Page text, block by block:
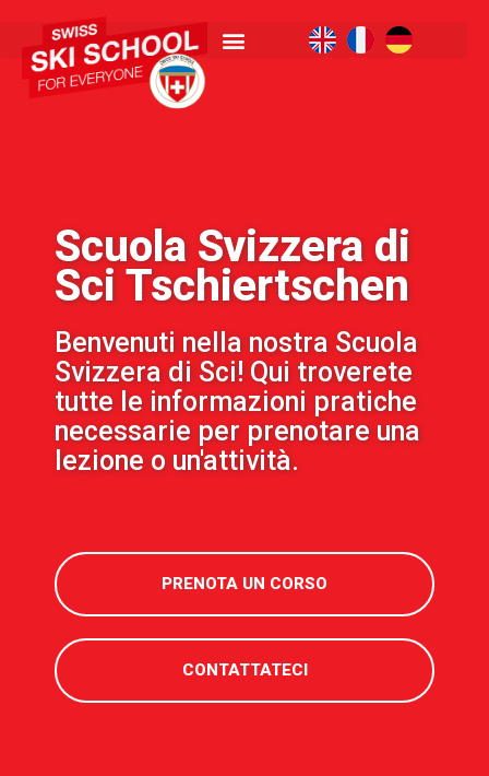
Scuola Svizzera di
Sci Tschiertschen
Benvenuti nella nostra Scuola
Svizzera di Sci! Qui troverete
tutte le informazioni pratiche
necessarie per prenotare una
lezione o un'attività.
PRENOTA UN CORSO
CONTATTATECI